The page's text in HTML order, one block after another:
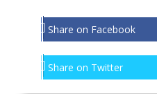
Share on Facebook
Share on Twitter